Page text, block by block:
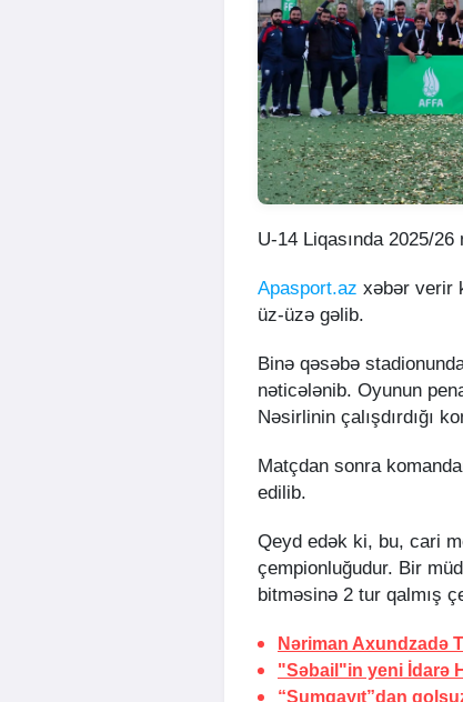
U-14 Liqasında 2025/
Apasport.az xəbər verir
üz-üzə gəlib.
Binə qəsəbə
nəticələnib. Oyunun
Nəsirlinin çalışdırdığı
Matçdan sonra
edilib.
Qeyd edək ki, bu, cari
çempionluğudur. Bir
bitməsinə 2 tur qalmış
Nəriman Axundzadə
"Səbail"in yeni İdarə
“Sumqayıt”dan